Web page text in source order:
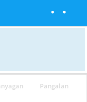
Pangalan